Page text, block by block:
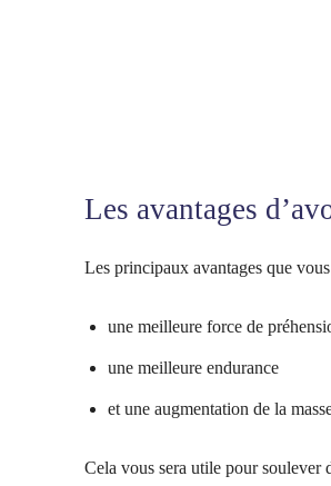
Les avantages
Les principaux avantages que
une meilleure force de
une meilleure endurance
et une augmentation de la
Cela vous sera utile pour soulever